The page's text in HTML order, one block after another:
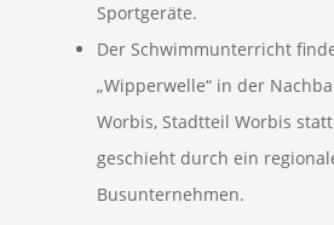
Sportgeräte.
Der Schwimmunterricht
„Wipperwelle“ in der
Worbis, Stadtteil Worbis
geschieht durch ein
Busunternehmen.